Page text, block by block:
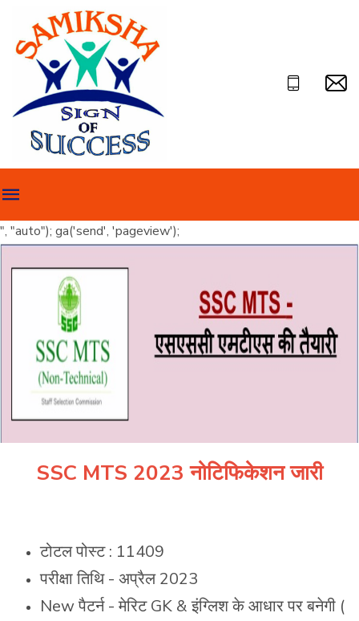
", "auto"); ga('send', 'pageview');
SSC MTS 2023 नोटिफिकेशन जारी
टोटल पोस्ट : 11409
परीक्षा तिथि - अप्रैल 2023
New पैटर्न - मेरिट GK & इंग्लिश के आधार पर बनेगी (